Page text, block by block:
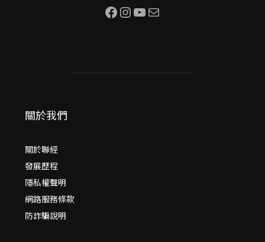
Facebook InstagramYouTube 電子郵件
關於我們
關於聯經
發展歷程
隱私權聲明
網路服務條款
防詐騙說明